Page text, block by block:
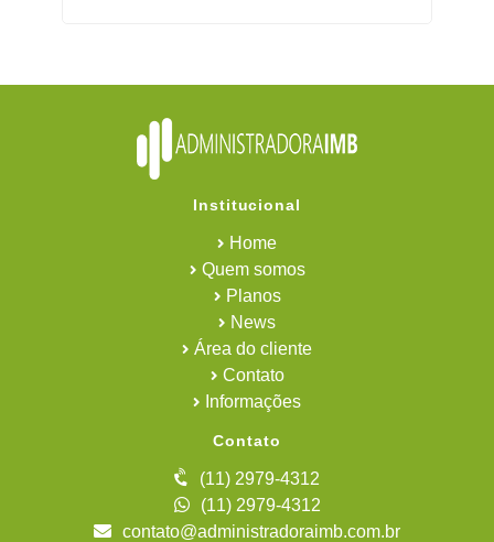
Institucional
Home
Quem somos
Planos
News
Área do cliente
Contato
Informações
Contato
(11) 2979-4312
(11) 2979-4312
contato@administradoraimb.com.br